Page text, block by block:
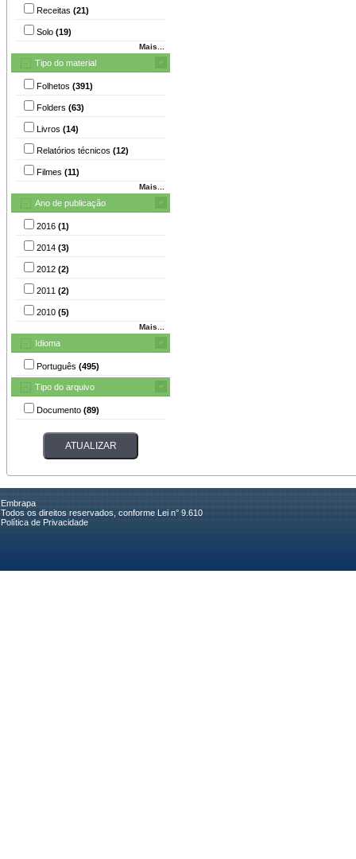
Receitas (21)
Solo (19)
Mais...
Tipo do material
Folhetos (391)
Folders (63)
Livros (14)
Relatórios técnicos (12)
Filmes (11)
Mais...
Ano de publicação
2016 (1)
2014 (3)
2012 (2)
2011 (2)
2010 (5)
Mais...
Idioma
Português (495)
Tipo do arquivo
Documento (89)
Embrapa
Todos os direitos reservados, conforme Lei n° 9.610
Política de Privacidade